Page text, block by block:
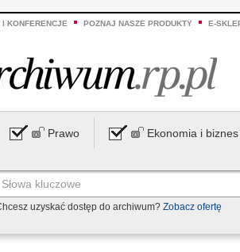
KONFERENCJE POZNAJ NASZE PRODUKTY E-
Prawo Ekonomia i biznes
uzyskać dostęp do archiwum? Zobacz ofertę